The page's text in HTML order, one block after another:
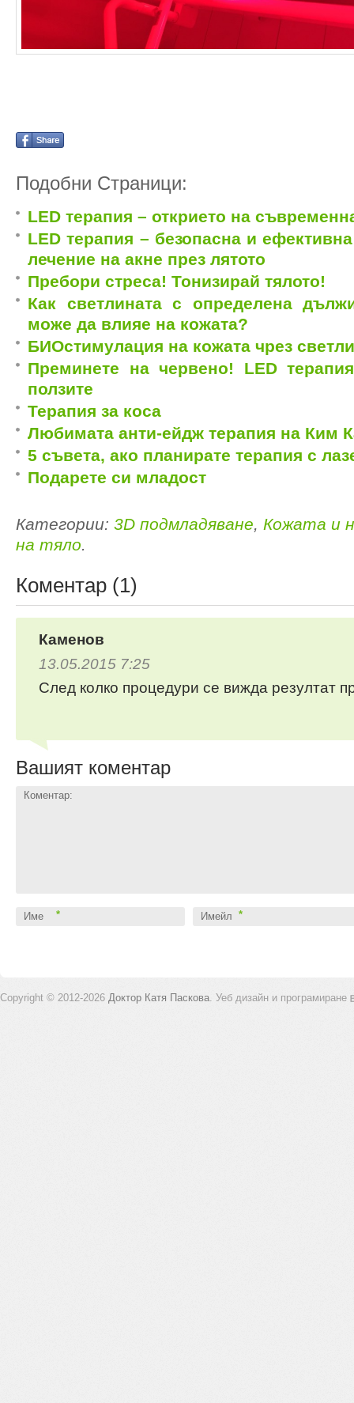
Подобни Страници:
LED терапия – открието на
LED терапия – безопасна и
лечение на акне през лятото
Пребори стреса! Тонизирай тялото!
Как светлината с определена
може да влияе на кожата?
БИОстимулация на кожата чрез
Преминете на червено! LED
ползите
Терапия за коса
Любимата aнти-ейдж терапия на Ким
5 съвета, ако планирате терапия с
Подарете си младост
Категории: 3D подмладяване, Кожата и
на тяло.
Коментар (1)
Каменов
13.05.2015 7:25
След колко процедури се вижда резултат
Вашият коментар
Коментар:
Име * Имейл *
Copyright © 2012-2026 Доктор Катя Паскова. Уеб дизайн и програмиране